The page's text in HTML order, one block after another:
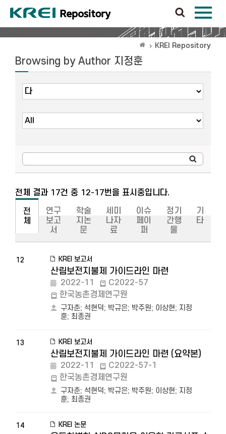
KREI Repository
Browsing by Author 지정훈
전체 결과 17건 중 12-17번을 표시중입니다.
전
체
연구
보고
서
학술
지논
문
세미
나자
료
이슈
페이
퍼
정기
간행
물
기
타
12 KREI 보고서
산림보전지불제 가이드라인 마련
2022-11
C2022-57
한국농촌경제연구원
구자춘; 석현덕; 박규은; 박주원; 이상현; 지정
훈; 최종권
13 KREI 보고서
산림보전지불제 가이드라인 마련 (요약본)
2022-11
C2022-57-1
한국농촌경제연구원
구자춘; 석현덕; 박규은; 박주원; 이상현; 지정
훈; 최종권
14 KREI 논문